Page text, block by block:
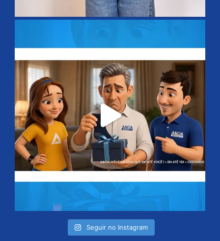
Seguir no Instagram